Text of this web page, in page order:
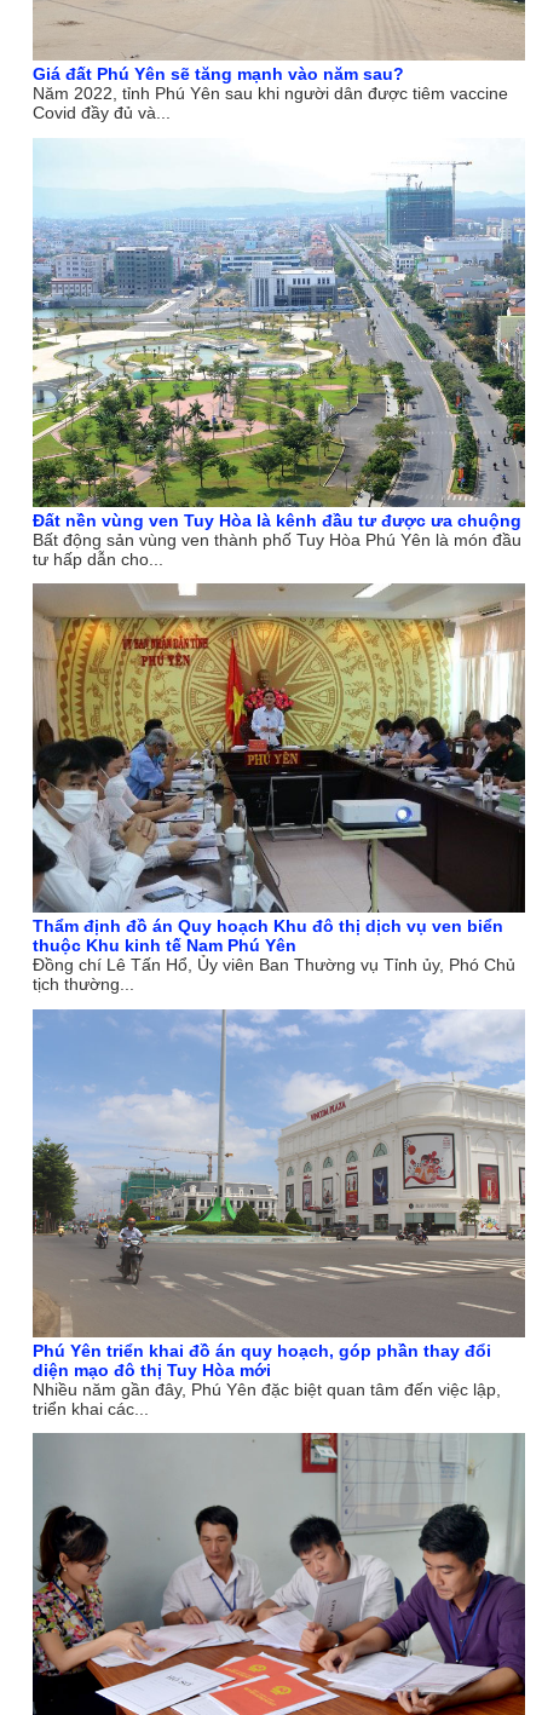
Giá đất Phú Yên sẽ tăng mạnh vào năm sau?
Năm 2022, tỉnh Phú Yên sau khi người dân được tiêm vaccine
Covid đầy đủ và...
Đất nền vùng ven Tuy Hòa là kênh đầu tư được ưa chuộng
Bất động sản vùng ven thành phố Tuy Hòa Phú Yên là món đầu
tư hấp dẫn cho...
Thẩm định đồ án Quy hoạch Khu đô thị dịch vụ ven biển
thuộc Khu kinh tế Nam Phú Yên
Đồng chí Lê Tấn Hổ, Ủy viên Ban Thường vụ Tỉnh ủy, Phó Chủ
tịch thường...
Phú Yên triển khai đồ án quy hoạch, góp phần thay đổi
diện mạo đô thị Tuy Hòa mới
Nhiều năm gần đây, Phú Yên đặc biệt quan tâm đến việc lập,
triển khai các...